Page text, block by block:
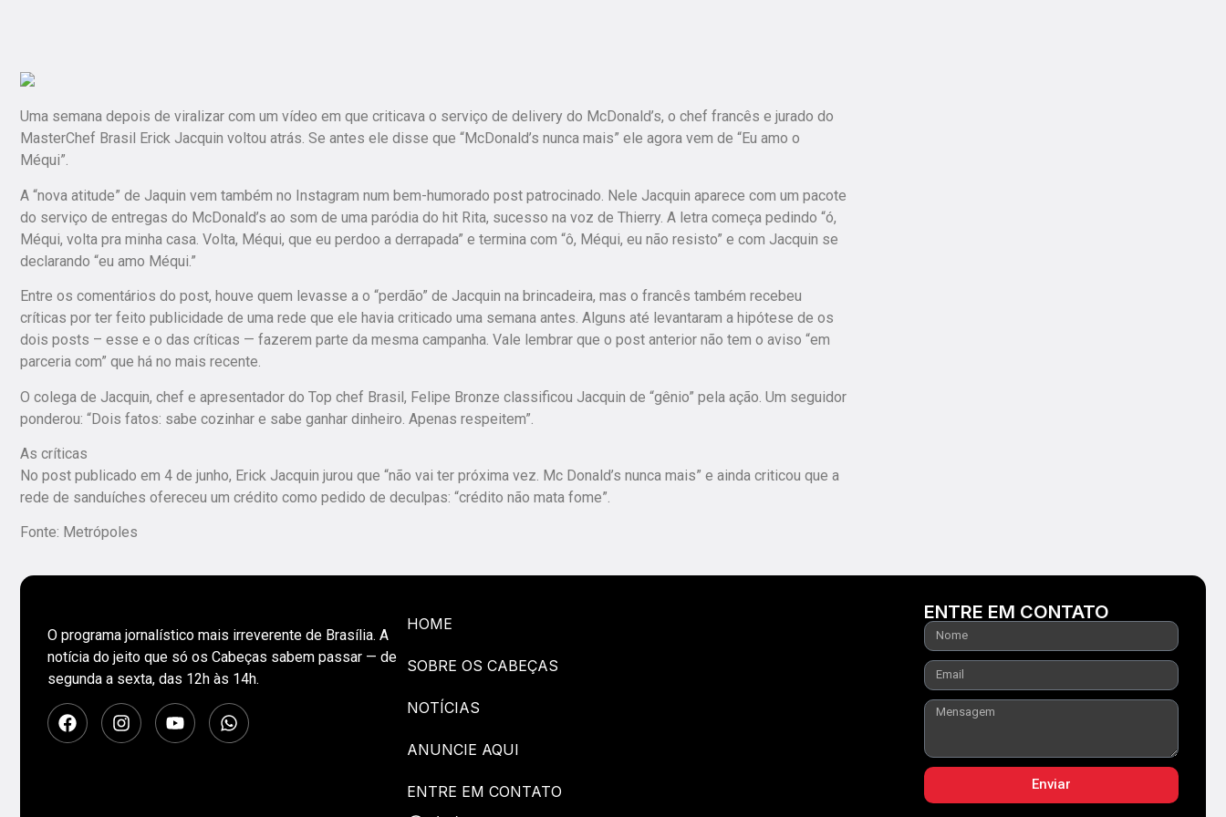
Uma semana depois de viralizar com um vídeo em que criticava o serviço de delivery do McDonald’s, o chef francês e jurado do
MasterChef Brasil Erick Jacquin voltou atrás. Se antes ele disse que “McDonald’s nunca mais” ele agora vem de “Eu amo o
Méqui”.
A “nova atitude” de Jaquin vem também no Instagram num bem-humorado post patrocinado. Nele Jacquin aparece com um pacote
do serviço de entregas do McDonald’s ao som de uma paródia do hit Rita, sucesso na voz de Thierry. A letra começa pedindo “ó,
Méqui, volta pra minha casa. Volta, Méqui, que eu perdoo a derrapada” e termina com “ô, Méqui, eu não resisto” e com Jacquin se
declarando “eu amo Méqui.”
Entre os comentários do post, houve quem levasse a o “perdão” de Jacquin na brincadeira, mas o francês também recebeu
críticas por ter feito publicidade de uma rede que ele havia criticado uma semana antes. Alguns até levantaram a hipótese de os
dois posts – esse e o das críticas — fazerem parte da mesma campanha. Vale lembrar que o post anterior não tem o aviso “em
parceria com” que há no mais recente.
O colega de Jacquin, chef e apresentador do Top chef Brasil, Felipe Bronze classificou Jacquin de “gênio” pela ação. Um seguidor
ponderou: “Dois fatos: sabe cozinhar e sabe ganhar dinheiro. Apenas respeitem”.
As críticas
No post publicado em 4 de junho, Erick Jacquin jurou que “não vai ter próxima vez. Mc Donald’s nunca mais” e ainda criticou que a
rede de sanduíches ofereceu um crédito como pedido de deculpas: “crédito não mata fome”.
Fonte: Metrópoles
O programa jornalístico mais irreverente de Brasília. A
notícia do jeito que só os Cabeças sabem passar — de
segunda a sexta, das 12h às 14h.
HOME
SOBRE OS CABEÇAS
NOTÍCIAS
ANUNCIE AQUI
ENTRE EM CONTATO
ENTRE EM CONTATO
Enviar